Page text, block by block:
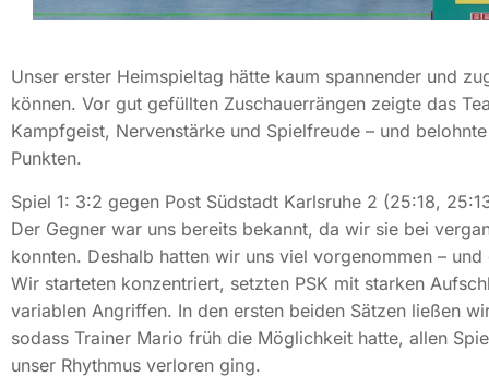
Unser erster Heimspieltag hätte kaum spannender und
können. Vor gut gefüllten Zuschauerrängen zeigte das
Kampfgeist, Nervenstärke und Spielfreude – und
Punkten.
Spiel 1: 3:2 gegen Post Südstadt Karlsruhe 2 (25:18,
Der Gegner war uns bereits bekannt, da wir sie bei
konnten. Deshalb hatten wir uns viel vorgenommen –
Wir starteten konzentriert, setzten PSK mit starken
variablen Angriffen. In den ersten beiden Sätzen ließen
sodass Trainer Mario früh die Möglichkeit hatte, allen
unser Rhythmus verloren ging.